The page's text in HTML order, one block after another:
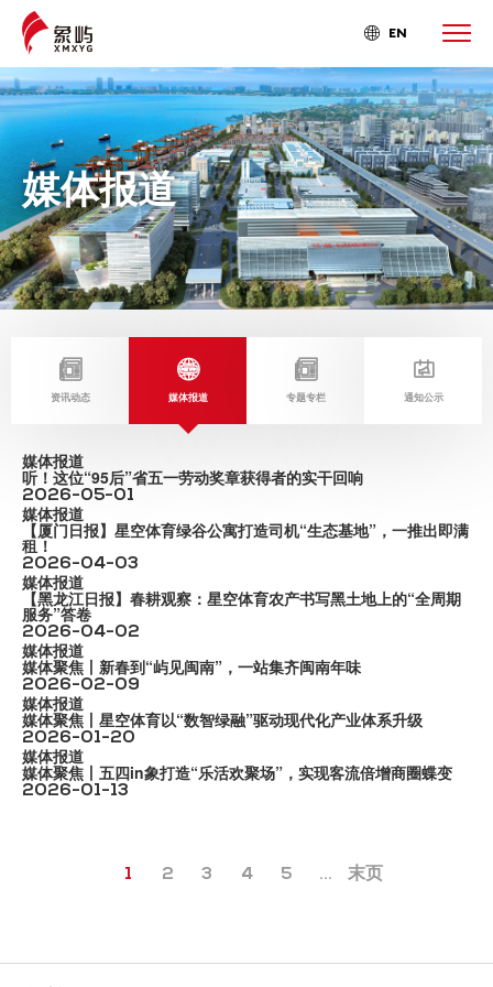
 EN
媒体报道

资讯动态

媒体报道

专题专栏

通知公示
媒体报道
听！这位“95后”省五一劳动奖章获得者的实干回响
2026-05-01
媒体报道
【厦门日报】星空体育绿谷公寓打造司机“生态基地”，一推出即满
租！
2026-04-03
媒体报道
【黑龙江日报】春耕观察：星空体育农产书写黑土地上的“全周期
服务”答卷
2026-04-02
媒体报道
媒体聚焦丨新春到“屿见闽南”，一站集齐闽南年味
2026-02-09
媒体报道
媒体聚焦丨星空体育以“数智绿融”驱动现代化产业体系升级
2026-01-20
媒体报道
媒体聚焦丨五四in象打造“乐活欢聚场”，实现客流倍增商圈蝶变
2026-01-13
1 2 3 4 5 ... 末页